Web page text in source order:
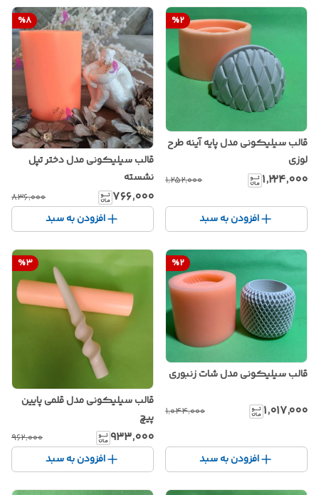
%2
قالب سیلیکونی مدل پایه آینه طرح
لوزی
۱٬۲۲۴٬۰۰۰ ۱٬۲۵۲٬۰۰۰
افزودن به سبد
%8
قالب سیلیکونی مدل دختر تپل
نشسته
۷۶۶٬۰۰۰ ۸۳۶٬۰۰۰
افزودن به سبد
%2
قالب سیلیکونی مدل شات زنبوری
۱٬۰۱۷٬۰۰۰ ۱٬۰۴۴٬۰۰۰
افزودن به سبد
%3
قالب سیلیکونی مدل قلمی پایین
پیچ
۹۳۳٬۰۰۰ ۹۶۲٬۰۰۰
افزودن به سبد